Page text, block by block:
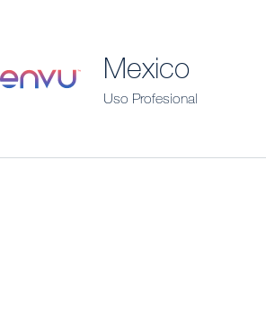
Mexico
Uso Profesional